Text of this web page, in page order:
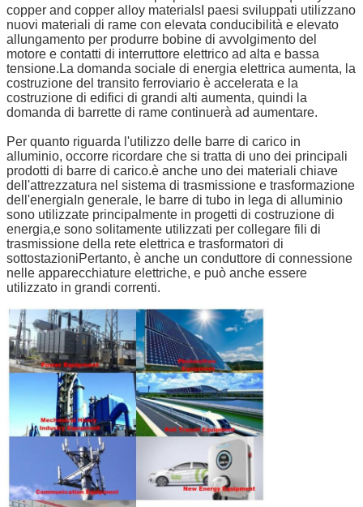
copper and copper alloy materialsI paesi sviluppati utilizzano
nuovi materiali di rame con elevata conducibilità e elevato
allungamento per produrre bobine di avvolgimento del
motore e contatti di interruttore elettrico ad alta e bassa
tensione.La domanda sociale di energia elettrica aumenta, la
costruzione del transito ferroviario è accelerata e la
costruzione di edifici di grandi alti aumenta, quindi la
domanda di barrette di rame continuerà ad aumentare.
Per quanto riguarda l'utilizzo delle barre di carico in
alluminio, occorre ricordare che si tratta di uno dei principali
prodotti di barre di carico.è anche uno dei materiali chiave
dell'attrezzatura nel sistema di trasmissione e trasformazione
dell'energiaIn generale, le barre di tubo in lega di alluminio
sono utilizzate principalmente in progetti di costruzione di
energia,e sono solitamente utilizzati per collegare fili di
trasmissione della rete elettrica e trasformatori di
sottostazioniPertanto, è anche un conduttore di connessione
nelle apparecchiature elettriche, e può anche essere
utilizzato in grandi correnti.